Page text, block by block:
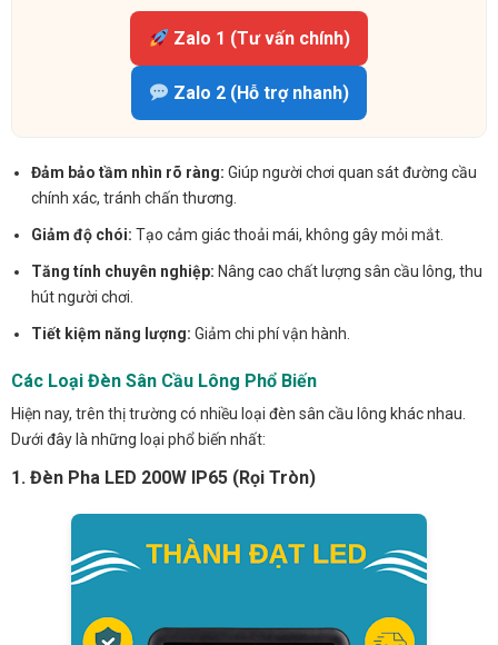
Zalo 1 (Tư vấn chính)
Zalo 2 (Hỗ trợ nhanh)
Đảm bảo tầm nhìn rõ ràng: Giúp người chơi quan sát đường cầu
chính xác, tránh chấn thương.
Giảm độ chói: Tạo cảm giác thoải mái, không gây mỏi mắt.
Tăng tính chuyên nghiệp: Nâng cao chất lượng sân cầu lông, thu
hút người chơi.
Tiết kiệm năng lượng: Giảm chi phí vận hành.
Các Loại Đèn Sân Cầu Lông Phổ Biến
Hiện nay, trên thị trường có nhiều loại đèn sân cầu lông khác nhau.
Dưới đây là những loại phổ biến nhất:
1. Đèn Pha LED 200W IP65 (Rọi Tròn)